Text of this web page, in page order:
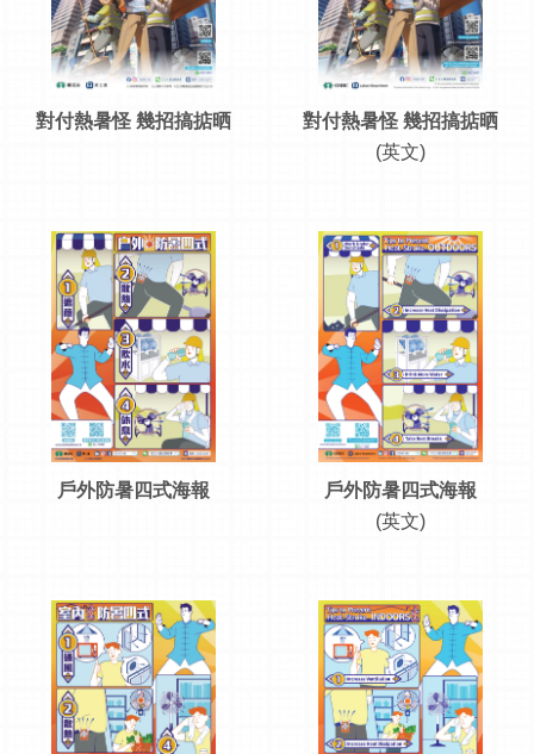
對付熱暑怪 幾招搞掂晒
對付熱暑怪 幾招搞掂晒
(英文)
戶外防暑四式海報
戶外防暑四式海報
(英文)